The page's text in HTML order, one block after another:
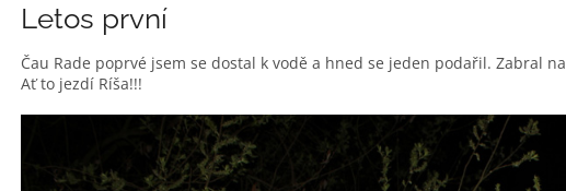
Letos první
Čau Rade poprvé jsem se dostal k vodě a hned se jeden podařil. Zabral
Ať to jezdí Ríša!!!